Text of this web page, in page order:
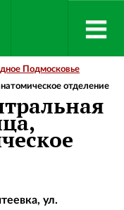
Подмосковье
отделение
ул.